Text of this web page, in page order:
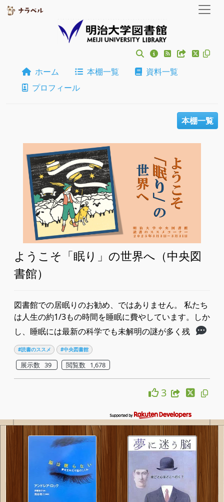
ホーム 本棚一覧
資料一覧
プロフィール
本棚一覧
ようこそ「眠り」の世界へ（中央図
書館）
図書館での居眠りのお勧め、ではありません。 私たち
は人生の約1/3もの時間を睡眠に費やしています。しか
し、睡眠には最新の科学でも未解明の謎が多く残
#読書のススメ #中央図書館
展示数 39 閲覧数 1,678
3